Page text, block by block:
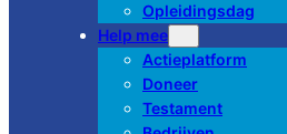
Opleidingsdag
Help mee
Actieplatform
Doneer
Testament